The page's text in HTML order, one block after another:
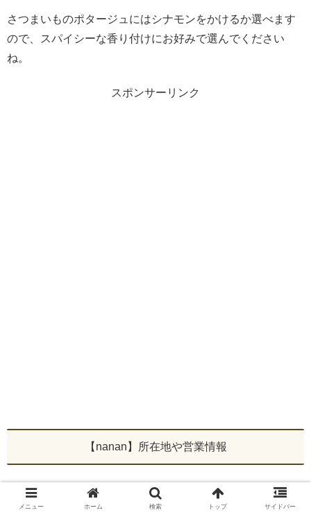
さつまいものポタージュにはシナモンをかけるか選べます
ので、スパイシーな香り付けにお好みで選んでください
ね。
スポンサーリンク
【nanan】所在地や営業情報
メニュー ホーム 検索 トップ サイドバー